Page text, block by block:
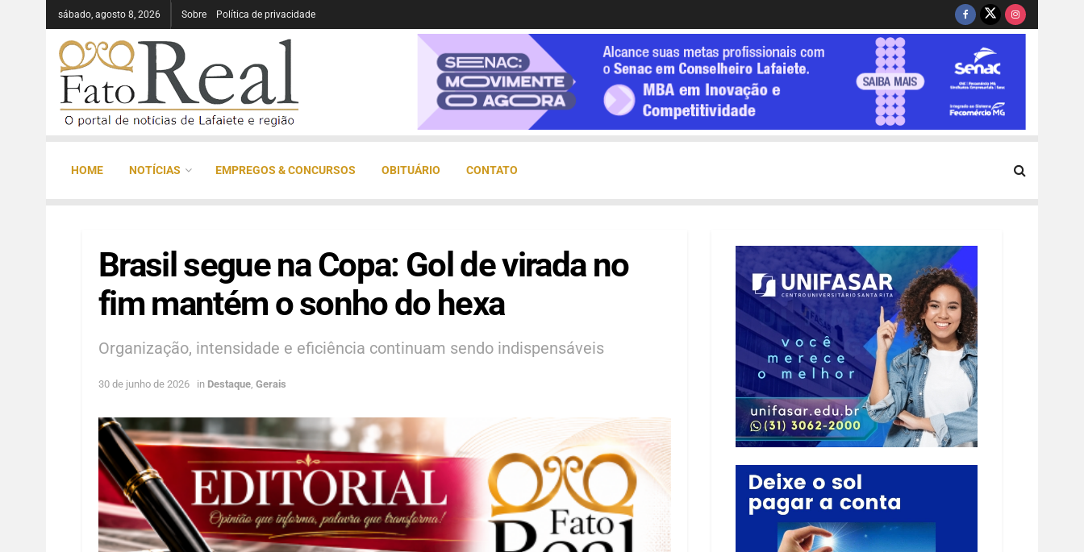
sábado, agosto 8, 2026 Sobre Política de privacidade
HOME NOTÍCIAS EMPREGOS & CONCURSOS OBITUÁRIO CONTATO
Brasil segue na Copa: Gol de virada no
fim mantém o sonho do hexa
Organização, intensidade e eficiência continuam sendo indispensáveis
30 de junho de 2026 in Destaque Gerais